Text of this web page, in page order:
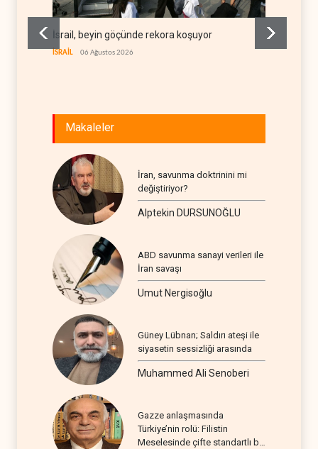
İsrail, beyin göçünde rekora koşuyor
İSRAİL 06 Ağustos 2026
Makaleler
İran, savunma doktrinini mi
değiştiriyor?
Alptekin DURSUNOĞLU
ABD savunma sanayi verileri ile
İran savaşı
Umut Nergisoğlu
Güney Lübnan; Saldırı ateşi ile
siyasetin sessizliği arasında
Muhammed Ali Senoberi
Gazze anlaşmasında
Türkiye’nin rolü: Filistin
Meselesinde çifte standartlı bir